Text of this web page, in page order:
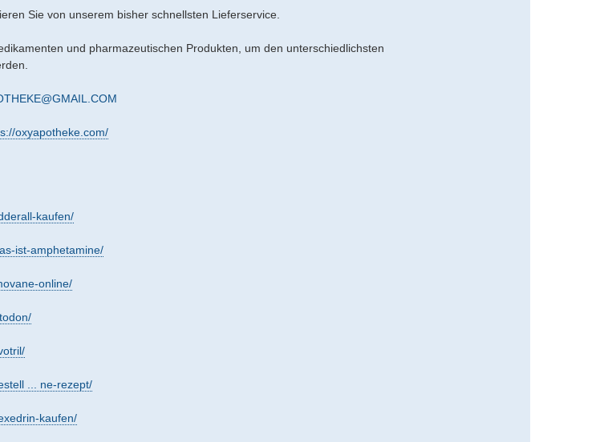
Sie von unserem bisher schnellsten Lieferservice.
und pharmazeutischen Produkten, um den unterschiedlichsten
oxyapotheke.com/
kaufen/
ist-amphetamine/
online/
... ne-rezept/
kaufen/